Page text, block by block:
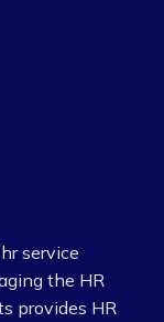
service
the HR
provides HR